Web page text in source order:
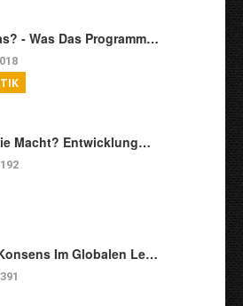
- Was Das Programm…
Macht? Entwicklung…
Im Globalen Le…